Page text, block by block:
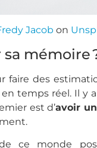
Jacob on
mémoire
faire des
temps réel. Il y
est d’avoir
ce monde